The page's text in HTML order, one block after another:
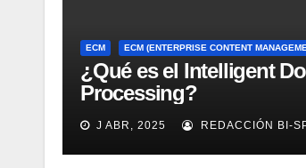
ECM ECM (ENTERPRISE CONTENT
¿Qué es el Intelligent
Processing?
J ABR, 2025 REDACCIÓN BI-